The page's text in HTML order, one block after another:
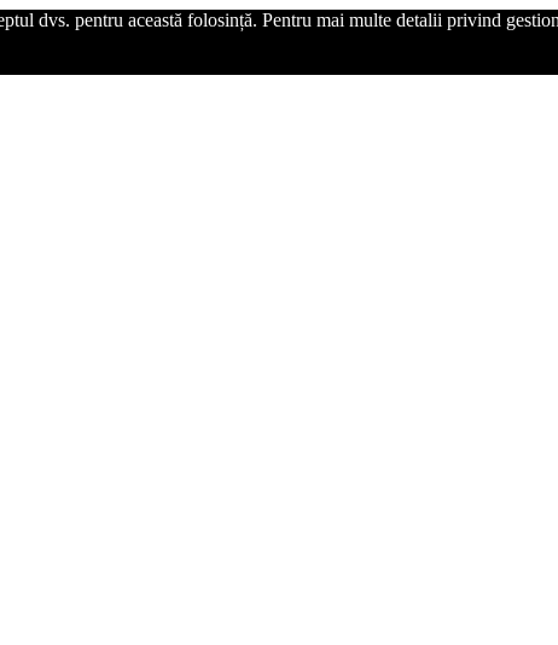
dvs. pentru această folosință. Pentru mai multe detalii privind